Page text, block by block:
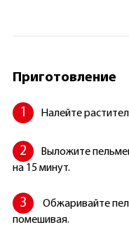
Приготовление
Налейте
Выложите
на 15 минут.
Обжаривайте
помешивая.